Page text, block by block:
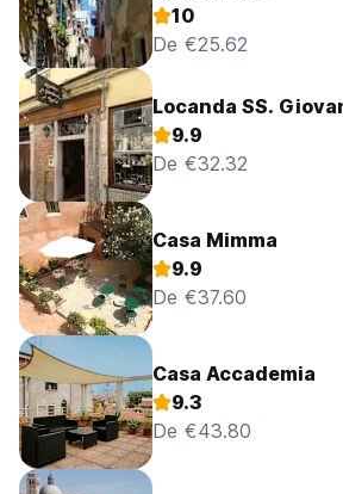
10
De €25.62
Locanda SS.
9.9
De €32.32
Casa Mimma
9.9
De €37.60
Casa Accademia
9.3
De €43.80